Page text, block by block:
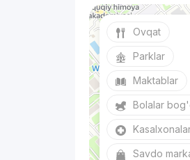
Ovqat
Parklar
Maktablar
Bolalar
Savdo